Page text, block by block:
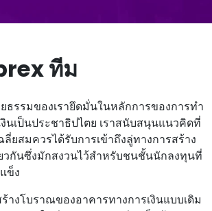
ทีม
ธรรมของเรายึดมั่นในหลักการของการทํา
นเป็นประชาธิปไตย เราสนับสนุนแนวคิดที่
ลี่ยสมควรได้รับการเข้าถึงลู่ทางการสร้าง
วกันซึ่งมักสงวนไว้สําหรับชนชั้นนักลงทุนที่
ข็ง
างโบราณของอาคารทางการเงินแบบเดิม